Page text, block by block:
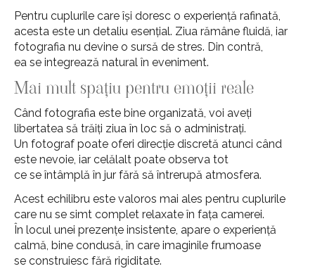
Pentru cuplurile care își doresc o experiență rafinată,
acesta este un detaliu esențial. Ziua rămâne fluidă, iar
fotografia nu devine o sursă de stres. Din contră,
ea se integrează natural în eveniment.
Mai mult spațiu pentru emoții reale
Când fotografia este bine organizată, voi aveți
libertatea să trăiți ziua în loc să o administrați.
Un fotograf poate oferi direcție discretă atunci când
este nevoie, iar celălalt poate observa tot
ce se întâmplă în jur fără să întrerupă atmosfera.
Acest echilibru este valoros mai ales pentru cuplurile
care nu se simt complet relaxate în fața camerei.
În locul unei prezențe insistente, apare o experiență
calmă, bine condusă, în care imaginile frumoase
se construiesc fără rigiditate.